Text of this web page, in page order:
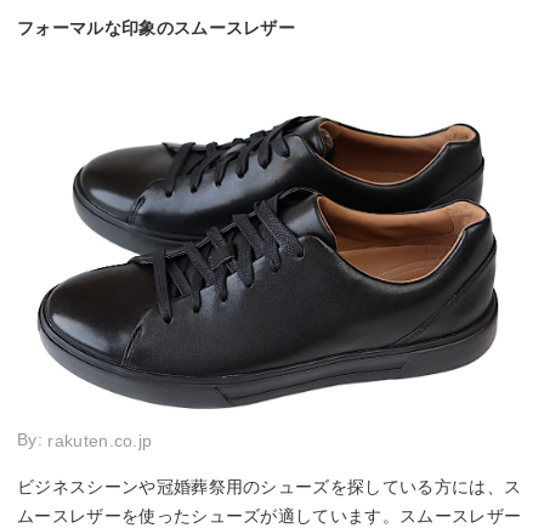
フォーマルな印象のスムースレザー
By: rakuten.co.jp
ビジネスシーンや冠婚葬祭用のシューズを探している方には、ス
ムースレザーを使ったシューズが適しています。スムースレザー